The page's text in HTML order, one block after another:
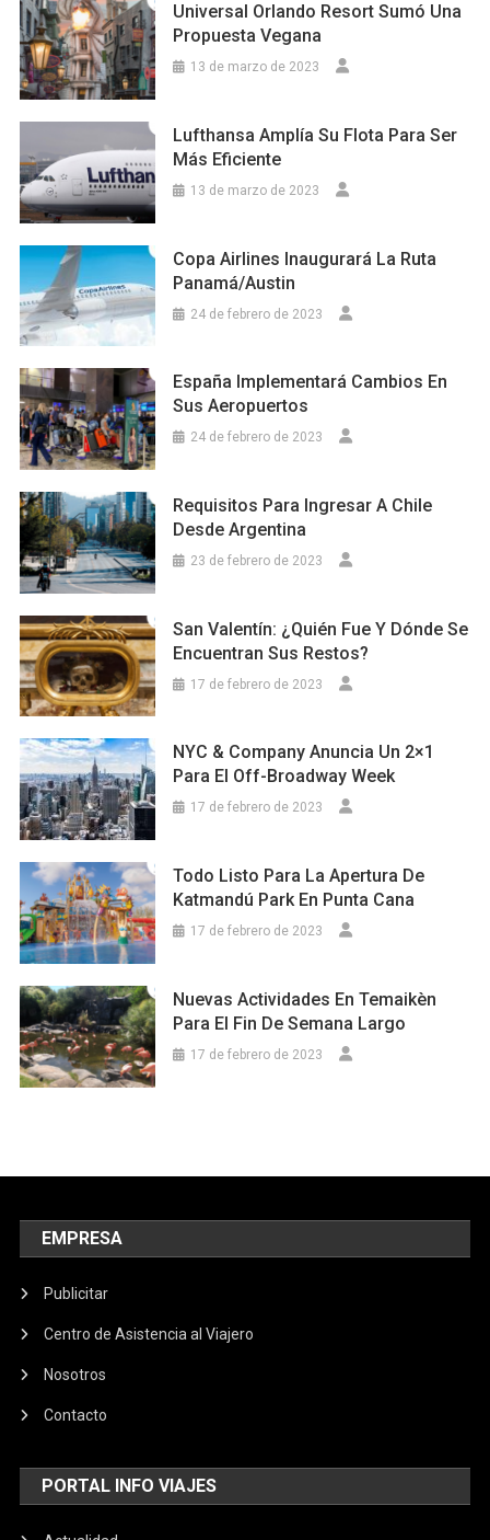
Universal Orlando Resort Sumó Una
Propuesta Vegana
13 de marzo de 2023
Lufthansa Amplía Su Flota Para Ser
Más Eficiente
13 de marzo de 2023
Copa Airlines Inaugurará La Ruta
Panamá/Austin
24 de febrero de 2023
España Implementará Cambios En
Sus Aeropuertos
24 de febrero de 2023
Requisitos Para Ingresar A Chile
Desde Argentina
23 de febrero de 2023
San Valentín: ¿Quién Fue Y Dónde Se
Encuentran Sus Restos?
17 de febrero de 2023
NYC & Company Anuncia Un 2×1
Para El Off-Broadway Week
17 de febrero de 2023
Todo Listo Para La Apertura De
Katmandú Park En Punta Cana
17 de febrero de 2023
Nuevas Actividades En Temaikèn
Para El Fin De Semana Largo
17 de febrero de 2023
EMPRESA
Publicitar
Centro de Asistencia al Viajero
Nosotros
Contacto
PORTAL INFO VIAJES